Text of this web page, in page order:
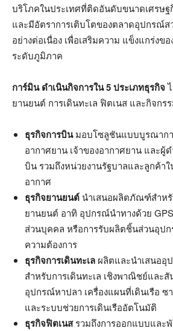
บริโภคในประเทศที่ติดอันดับขนาดเศรษ
และมีอัตราการเติบโตของตลาดอุปกรณ์
อย่างต่อเนื่อง เพื่อเสริมความ แข็งแกร่งข
ระดับภูมิภาค
การ์มิน ดำเนินกิจการใน5ประเภทธุรกิจ
ยานยนต์ การเดินทะเล ฟิตเนส และกิจกร
ธุรกิจการบินมอบโซลูชันแบบบูรณาก
อากาศยาน เจ้าของอากาศยาน และผู้
บิน รวมถึงหน่วยงานรัฐบาลและลูกค้า
อากาศ
ธุรกิจยานยนต์นำเสนอผลิตภัณฑ์สำห
ยานยนต์ อาทิ อุปกรณ์นำทางด้วย GPS
ส่วนบุคคล หรือการรับผลิตชิ้นส่วนอุป
ความต้องการ
ธุรกิจการเดินทะเล ผลิตและนำเสนออุ
สำหรับการเดินทะเล เชิงพาณิชย์และ
อุปกรณ์หาปลา เครื่องแผนที่เดินเรือ ซา
และระบบช่วยการเดินเรืออัตโนมัติ
ธุรกิจฟิตเนสรวมถึงการออกแบบแล